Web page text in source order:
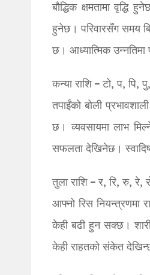
बौद्धिक क्षमतामा
हुनेछ। परिवारसँग समय
छ। आध्यात्मिक
कन्या राशि – टो, प,
तपाईंको बोली
छ। व्यवसायमा लाभ
सफलता देखिनेछ।
तुला राशि – र, रि, रु,
आफ्नो रिस नियन्त्रणमा
केही बढी हुन सक्छ।
केही राहतको संकेत